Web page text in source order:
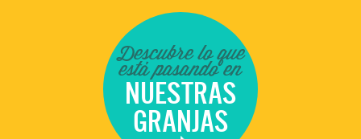
Descubre lo que
está pasando en
NUESTRAS
GRANJAS